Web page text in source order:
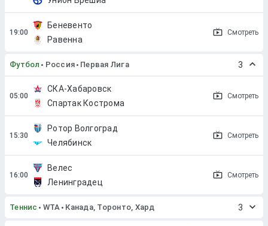
Беневенто
Равенна
Смотреть
Футбол Россия Первая Лига 3
СКА-Хабаровск
Спартак Кострома
Смотреть
Ротор Волгоград
Челябинск
Смотреть
Велес
Ленинградец
Смотреть
Теннис WTA Канада, Торонто, Хард 3